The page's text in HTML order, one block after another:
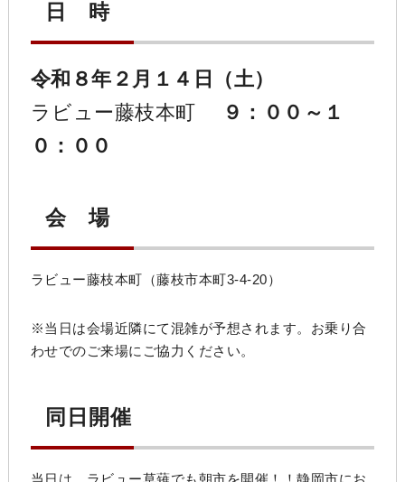
日 時
令和８年２月１４日（土）
ラビュー藤枝本町
９：００～１
０：００
会 場
ラビュー藤枝本町（藤枝市本町3-4-20）
※当日は会場近隣にて混雑が予想されます。お乗り合
わせでのご来場にご協力ください。
同日開催